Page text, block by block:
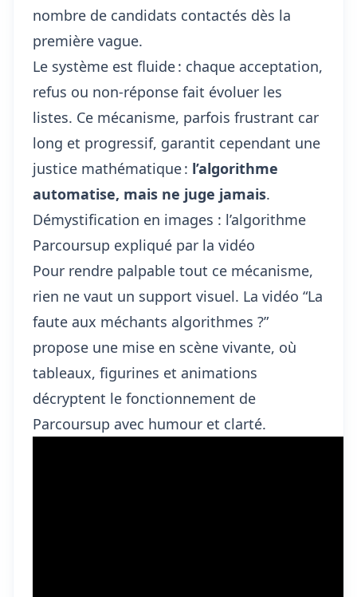
nombre de candidats contactés dès la
première vague.
Le système est fluide : chaque acceptation,
refus ou non-réponse fait évoluer les
listes. Ce mécanisme, parfois frustrant car
long et progressif, garantit cependant une
justice mathématique : l’algorithme
automatise, mais ne juge jamais.
Démystification en images : l’algorithme
Parcoursup expliqué par la vidéo
Pour rendre palpable tout ce mécanisme,
rien ne vaut un support visuel. La vidéo “La
faute aux méchants algorithmes ?”
propose une mise en scène vivante, où
tableaux, figurines et animations
décryptent le fonctionnement de
Parcoursup avec humour et clarté.